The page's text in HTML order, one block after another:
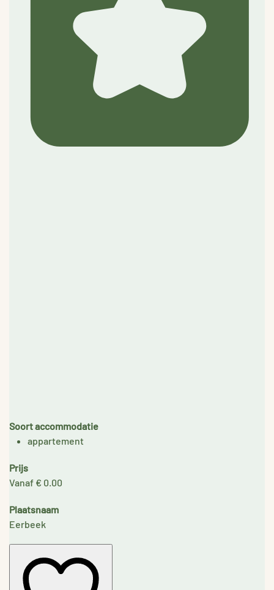
Soort accommodatie
appartement
Prijs
Vanaf € 0.00
Plaatsnaam
Eerbeek